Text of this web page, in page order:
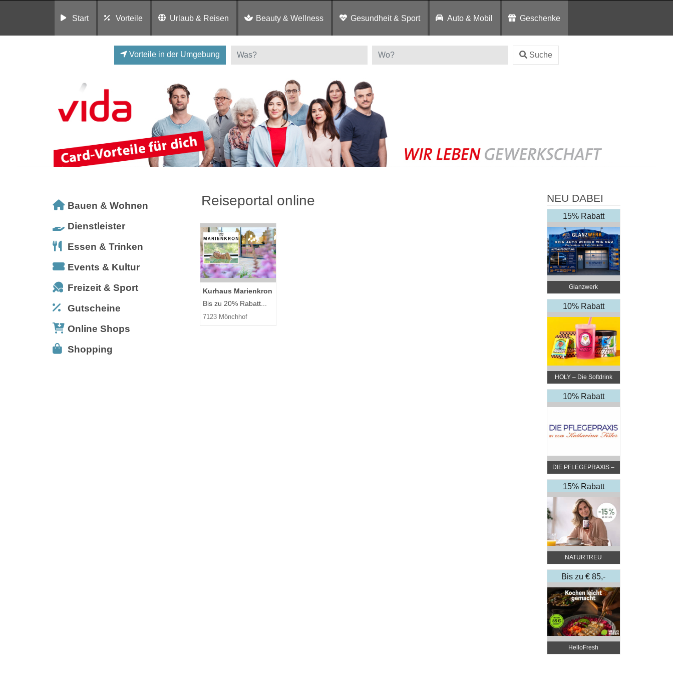
Start Vorteile Urlaub & Reisen Beauty & Wellness Gesundheit & Sport Auto & Mobil Geschenke
Vorteile in der Umgebung Suche
Bauen & Wohnen
Dienstleister
Essen & Trinken
Events & Kultur
Freizeit & Sport
Gutscheine
Online Shops
Shopping
Reiseportal online
Kurhaus Marienkron
Bis zu 20% Rabatt...
7123 Mönchhof
NEU DABEI
15% Rabatt
Glanzwerk
Autoreinigung
10% Rabatt
HOLY – Die Softdrink
Revolution
10% Rabatt
DIE PFLEGEPRAXIS –
by DGKP Katharina
Fister
15% Rabatt
NATURTREU
Bis zu € 85,-
Rabatt
HelloFresh